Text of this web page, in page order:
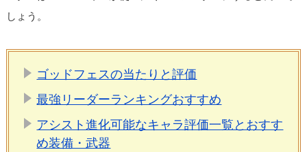
しょう。
ゴッドフェスの当たりと評価
最強リーダーランキングおすすめ
アシスト進化可能なキャラ評価一覧とおすす
め装備・武器